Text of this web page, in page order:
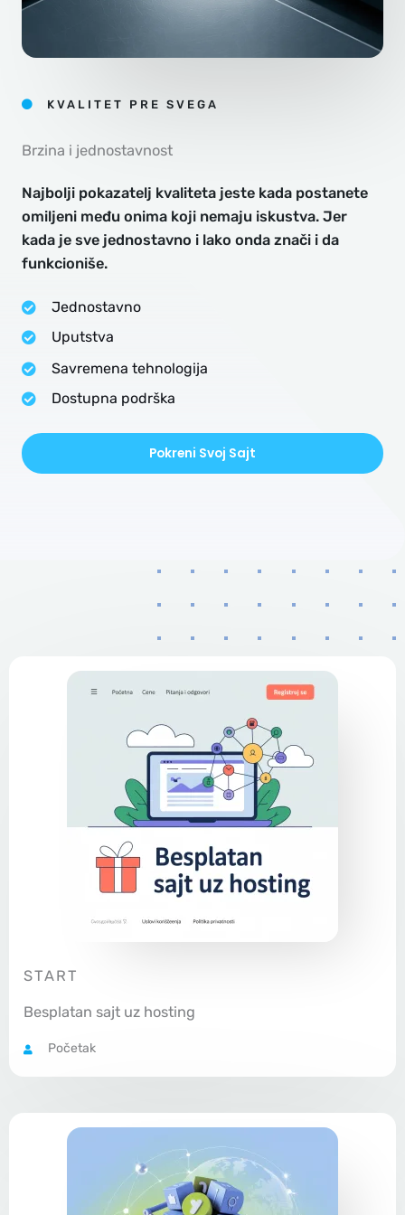
KVALITET PRE SVEGA
Brzina i jednostavnost
Najbolji pokazatelj kvaliteta jeste kada postanete
omiljeni među onima koji nemaju iskustva. Jer
kada je sve jednostavno i lako onda znači i da
funkcioniše.
Jednostavno
Uputstva
Savremena tehnologija
Dostupna podrška
Pokreni Svoj Sajt
START
Besplatan sajt uz hosting
Početak